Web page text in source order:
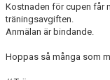
Kostnaden för cupen får
träningsavgiften.
Anmälan är bindande.
Hoppas så många som